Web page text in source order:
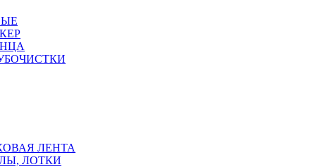
ЛЕНТА
ЛОТКИ